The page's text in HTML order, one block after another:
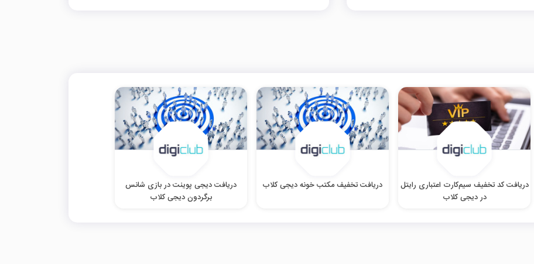
دریافت کد تخفیف سیم‌کارت اعتباری رایتل
در دیجی کلاب
دریافت تخفیف مکتب خونه دیجی کلاب
دریافت دیجی پوینت در بازی شانس
برگردون دیجی کلاب